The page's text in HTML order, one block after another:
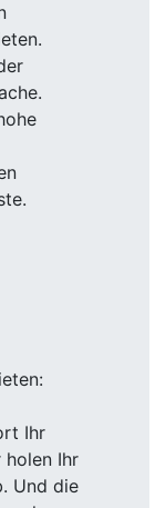
Ihr
holen Ihr
Und die